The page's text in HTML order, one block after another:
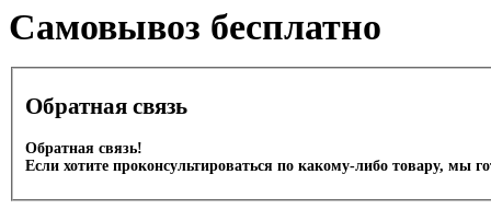
Cамовывоз бесплатно
Обратная связь
Обратная связь!
Если хотите проконсультироваться по какому-либо товару, мы